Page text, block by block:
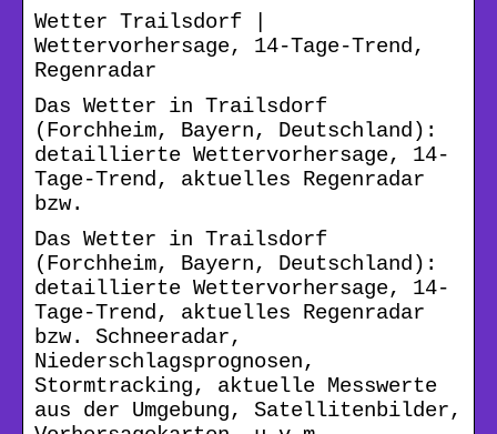
Wetter Trailsdorf |
Wettervorhersage, 14-Tage-Trend,
Regenradar
Das Wetter in Trailsdorf
(Forchheim, Bayern, Deutschland):
detaillierte Wettervorhersage, 14-
Tage-Trend, aktuelles Regenradar
bzw.
Das Wetter in Trailsdorf
(Forchheim, Bayern, Deutschland):
detaillierte Wettervorhersage, 14-
Tage-Trend, aktuelles Regenradar
bzw. Schneeradar,
Niederschlagsprognosen,
Stormtracking, aktuelle Messwerte
aus der Umgebung, Satellitenbilder,